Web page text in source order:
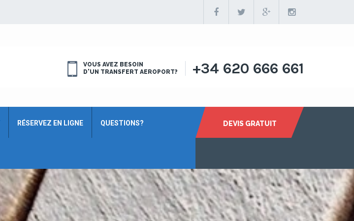
VOUS AVEZ BESOIN
D'UN TRANSFERT AEROPORT?
+34 620 666 661
RÉSERVEZ EN LIGNE QUESTIONS? DEVIS GRATUIT